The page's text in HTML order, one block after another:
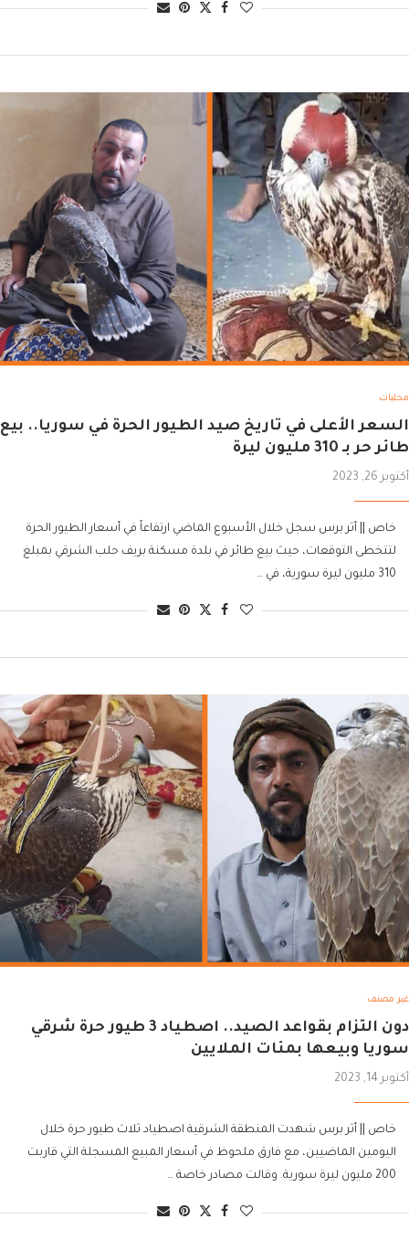
محليات
السعر الأعلى في تاريخ صيد الطيور الحرة في سوريا.. بيع
طائر حر بـ 310 مليون ليرة
أكتوبر 26, 2023
خاص || أثر برس سجل خلال الأسبوع الماضي ارتفاعاً في أسعار الطيور الحرة
لتتخطى التوقعات، حيث بيع طائر في بلدة مسكنة بريف حلب الشرقي بمبلغ
310 مليون ليرة سورية، في …
غير مصنف
دون التزام بقواعد الصيد.. اصطياد 3 طيور حرة شرقي
سوريا وبيعها بمئات الملايين
أكتوبر 14, 2023
خاص || أثر برس شهدت المنطقة الشرقية اصطياد ثلاث طيور حرة خلال
اليومين الماضيين، مع فارق ملحوظ في أسعار المبيع المسجلة التي قاربت
200 مليون ليرة سورية. وقالت مصادر خاصة …